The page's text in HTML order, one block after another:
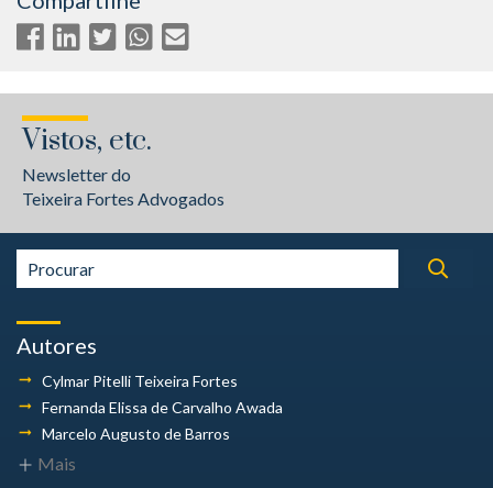
Vistos, etc.
Newsletter do
Teixeira Fortes Advogados
Autores
Cylmar Pitelli Teixeira Fortes
Fernanda Elissa de Carvalho Awada
Marcelo Augusto de Barros
Mais